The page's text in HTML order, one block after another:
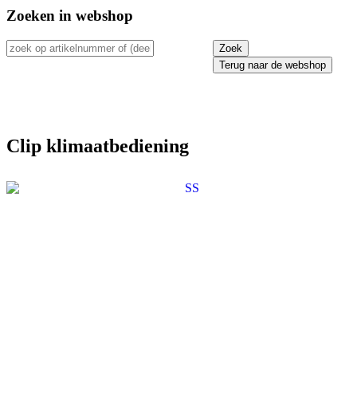
Zoeken in webshop
Terug naar de webshop
Clip klimaatbediening